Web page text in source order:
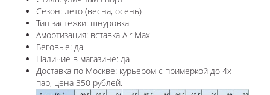
Сезон: лето (весна, осень)
Тип застежки: шнуровка
Амортизация: вставка Air Max
Беговые: да
Наличие в магазине: да
Доставка по Москве: курьером с примеркой до 4х
пар, цена 350 рублей.